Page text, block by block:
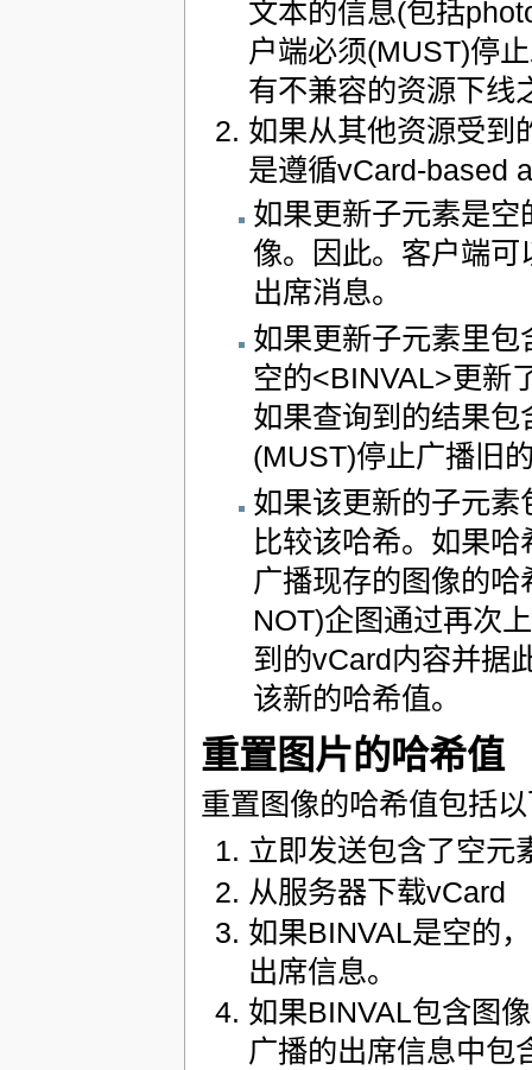
文本的信息(包括
户端必须(MUST)停
有不兼容的资源下线
如果从其他资源受到
是遵循vCard-based
如果更新子元素是
像。因此。客户端
出席消息。
如果更新子元素里
空的<BINVAL>更新
如果查询到的结果
(MUST)停止广播旧
如果该更新的子元
比较该哈希。如果
广播现存的图像的
NOT)企图通过再次
到的vCard内容并据
该新的哈希值。
重置图片的哈希值
重置图像的哈希值包括
立即发送包含了空元
从服务器下载vCard
如果BINVAL是空的
出席信息。
如果BINVAL包含图
广播的出席信息中包